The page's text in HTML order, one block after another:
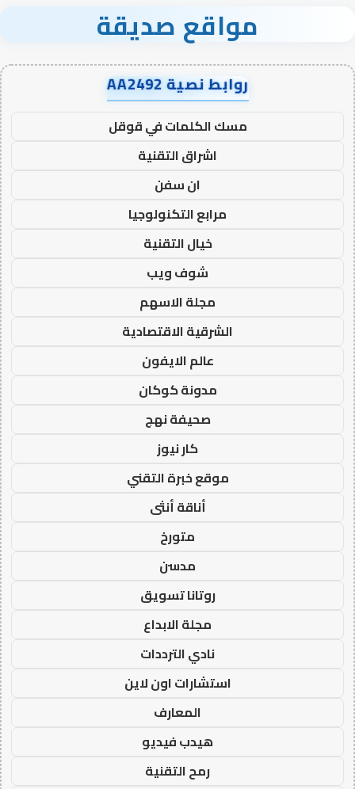
مواقع صديقة
روابط نصية AA2492
مسك الكلمات في قوقل
اشراق التقنية
ان سفن
مرابع التكنولوجيا
خيال التقنية
شوف ويب
مجلة الاسهم
الشرقية الاقتصادية
عالم الايفون
مدونة كوكان
صحيفة نهج
كار نيوز
موقع خبرة التقني
أناقة أنثى
متورخ
مدسن
روتانا تسويق
مجلة الابداع
نادي الترددات
استشارات اون لاين
المعارف
هيدب فيديو
رمح التقنية